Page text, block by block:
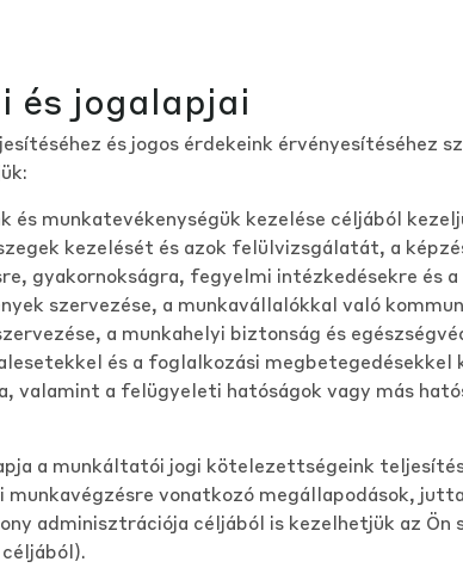
és jogalapjai
és jogos érdekeink érvényesítéséhez
és munkatevékenységük kezelése céljából
kezelését és azok felülvizsgálatát, a
gyakornokságra, fegyelmi intézkedésekre és a
szervezése, a munkavállalókkal való
a munkahelyi biztonság és
és a foglalkozási megbetegedésekkel
a felügyeleti hatóságok vagy más
a munkáltatói jogi kötelezettségeink
vonatkozó megállapodások,
adminisztrációja céljából is kezelhetjük az Ön